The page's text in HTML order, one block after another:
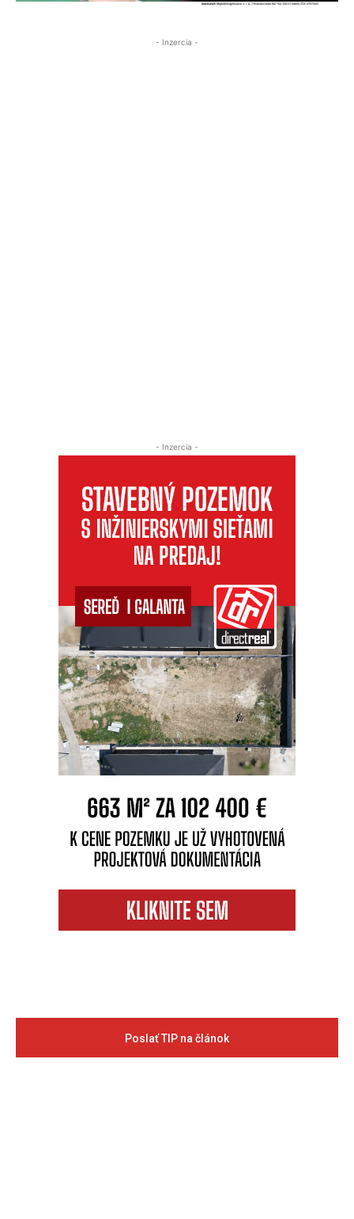
- Inzercia -
- Inzercia -
Poslať TIP na článok